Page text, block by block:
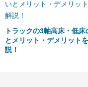
トラックの3軸高床・低床
とメリット・デメリット
説！